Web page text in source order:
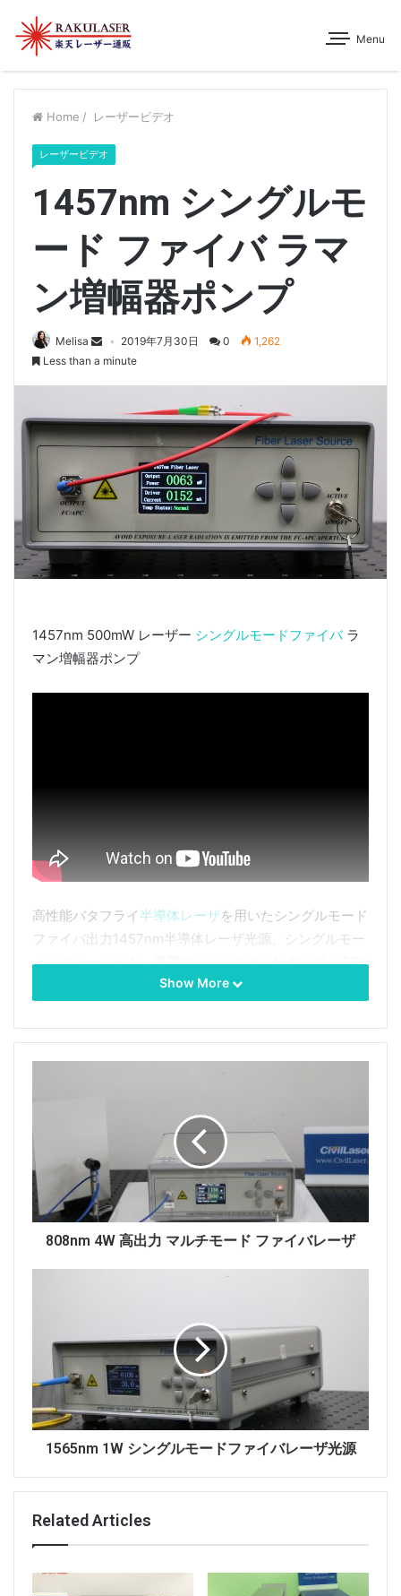
Menu
Home / レーザービデオ
レーザービデオ
1457nm シングルモ
ード ファイバ ラマ
ン増幅器ポンプ
Melisa 2019年7月30日 0
1,262
Less than a minute
1457nm 500mW レーザー シングルモードファイバラ
マン増幅器ポンプ
高性能バタフライ半導体レーザを用いたシングルモード
ファイバ出力1457nm半導体レーザ光源、シングルモー
ドピグテール出力。専門的に設計された駆動回路とTEC
制御を使用してレーザーの安全性と安定性を確保しま
ァイバラマン増幅器用のポンプ光源として適していま
1457nmレーザー シングルモード
ファイバーアンプ ファイバーレーザー
ラマンアンプ レーザーポンプ
Show More
808nm 4W 高出力 マルチモード ファイバレーザ
1565nm 1W シングルモードファイバレーザ光源
Related Articles